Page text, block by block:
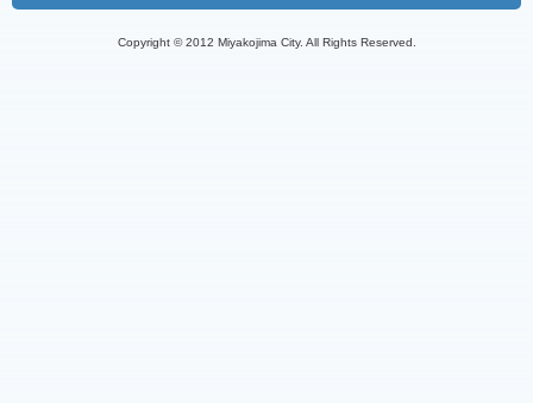
Copyright © 2012 Miyakojima City. All Rights Reserved.